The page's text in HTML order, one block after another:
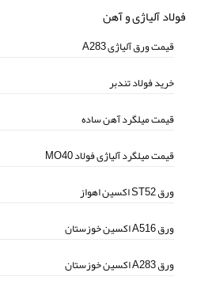
فولاد آلیاژی و آهن
قیمت ورق آلیاژی A283
خرید فولاد تندبر
قیمت میلگرد آهن ساده
قیمت میلگرد آلیاژی فولاد MO40
ورق ST52 اکسین اهواز
ورق A516 اکسین خوزستان
ورق A283 اکسین خوزستان